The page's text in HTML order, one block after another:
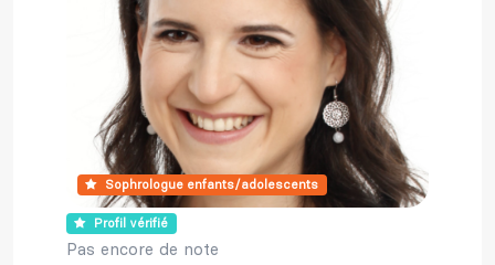
Sophrologue enfants/adolescents
Profil vérifié
Pas encore de note